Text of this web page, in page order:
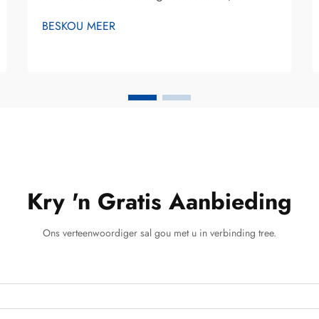
helderder glimlag soek en 'n ingeligte
duur, wissel aansienlik afhangende van...
BESKOU MEER
Kry 'n Gratis Aanbieding
Ons verteenwoordiger sal gou met u in verbinding tree.